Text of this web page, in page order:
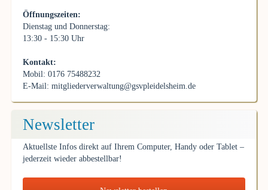
Öffnungszeiten:
Dienstag und Donnerstag:
13:30 - 15:30 Uhr
Kontakt:
Mobil: 0176 75488232
E-Mail: mitgliederverwaltung@gsvpleidelsheim.de
Newsletter
Aktuellste Infos direkt auf Ihrem Computer, Handy oder Tablet –
jederzeit wieder abbestellbar!